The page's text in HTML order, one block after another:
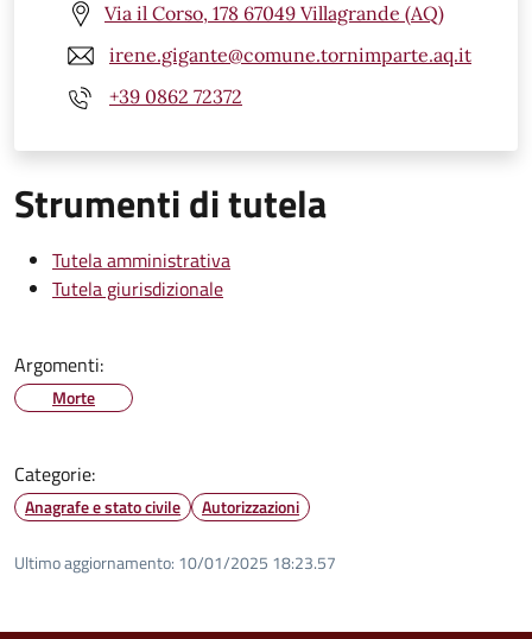
Via il Corso, 178 67049 Villagrande (AQ)
irene.gigante@comune.tornimparte.aq.it
+39 0862 72372
Strumenti di tutela
Tutela amministrativa
Tutela giurisdizionale
Argomenti:
Morte
Categorie:
Anagrafe e stato civile Autorizzazioni
Ultimo aggiornamento: 10/01/2025 18:23.57